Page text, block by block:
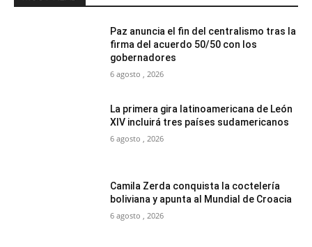
Paz anuncia el fin del centralismo tras la
firma del acuerdo 50/50 con los
gobernadores
6 agosto , 2026
La primera gira latinoamericana de León
XIV incluirá tres países sudamericanos
6 agosto , 2026
Camila Zerda conquista la coctelería
boliviana y apunta al Mundial de Croacia
6 agosto , 2026